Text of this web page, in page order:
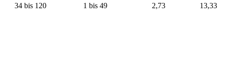
34 bis 120 1 bis 49 2,73 13,33